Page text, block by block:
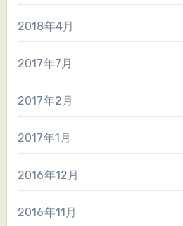
2018年4月
2017年7月
2017年2月
2017年1月
2016年12月
2016年11月